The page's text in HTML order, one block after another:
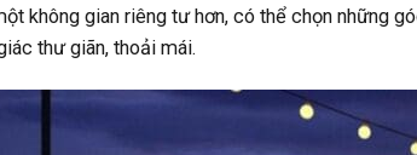
không gian riêng tư hơn, có thể chọn những
thư giãn, thoải mái.